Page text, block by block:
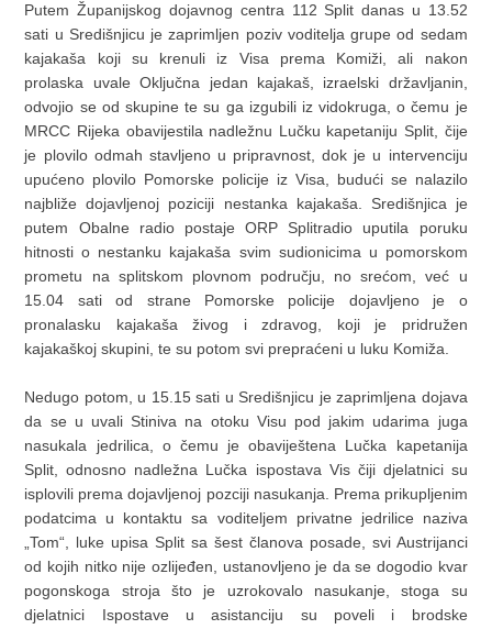
Putem Županijskog dojavnog centra 112 Split danas u 13.52
sati u Središnjicu je zaprimljen poziv voditelja grupe od sedam
kajakaša koji su krenuli iz Visa prema Komiži, ali nakon
prolaska uvale Oključna jedan kajakaš, izraelski državljanin,
odvojio se od skupine te su ga izgubili iz vidokruga, o čemu je
MRCC Rijeka obavijestila nadležnu Lučku kapetaniju Split, čije
je plovilo odmah stavljeno u pripravnost, dok je u intervenciju
upućeno plovilo Pomorske policije iz Visa, budući se nalazilo
najbliže dojavljenoj poziciji nestanka kajakaša. Središnjica je
putem Obalne radio postaje ORP Splitradio uputila poruku
hitnosti o nestanku kajakaša svim sudionicima u pomorskom
prometu na splitskom plovnom području, no srećom, već u
15.04 sati od strane Pomorske policije dojavljeno je o
pronalasku kajakaša živog i zdravog, koji je pridružen
kajakaškoj skupini, te su potom svi prepraćeni u luku Komiža.
Nedugo potom, u 15.15 sati u Središnjicu je zaprimljena dojava
da se u uvali Stiniva na otoku Visu pod jakim udarima juga
nasukala jedrilica, o čemu je obaviještena Lučka kapetanija
Split, odnosno nadležna Lučka ispostava Vis čiji djelatnici su
isplovili prema dojavljenoj pozciji nasukanja. Prema prikupljenim
podatcima u kontaktu sa voditeljem privatne jedrilice naziva
„Tom“, luke upisa Split sa šest članova posade, svi Austrijanci
od kojih nitko nije ozlijeđen, ustanovljeno je da se dogodio kvar
pogonskoga stroja što je uzrokovalo nasukanje, stoga su
djelatnici Ispostave u asistanciju su poveli i brodske